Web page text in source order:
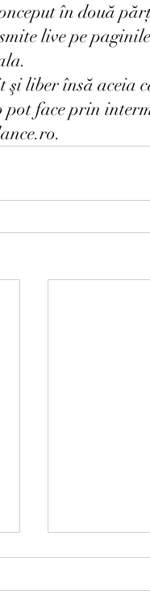
în două
live pe
şi liber însă aceia
pot face prin